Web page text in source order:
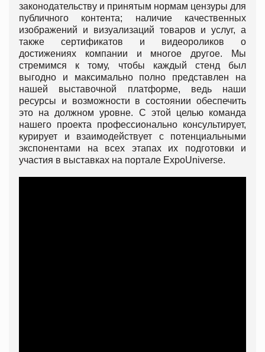
законодательству и принятым нормам цензуры для
публичного контента; наличие качественных
изображений и визуализаций товаров и услуг, а
также сертификатов и видеороликов о
достижениях компании и многое другое. Мы
стремимся к тому, чтобы каждый стенд был
выгодно и максимально полно представлен на
нашей выставочной платформе, ведь наши
ресурсы и возможности в состоянии обеспечить
это на должном уровне. С этой целью команда
нашего проекта профессионально консультирует,
курирует и взаимодействует с потенциальными
экспонентами на всех этапах их подготовки и
участия в выставках на портале ExpoUniverse.